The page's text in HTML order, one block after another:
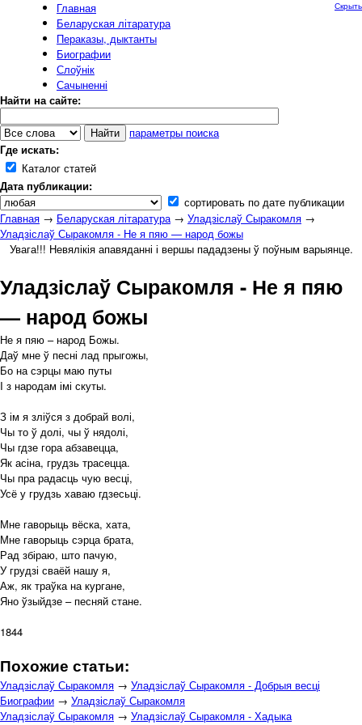
Главная
Беларуская літаратура
Пераказы, дыктанты
Биографии
Слоўнік
Сачыненні
Найти на сайте:
параметры поиска
Где искать:
Каталог статей
Дата публикации:
сортировать по дате публикации
Скрыть
Главная → Беларуская літаратура→ Уладзіслаў Сыракомля →
Уладзіслаў Сыракомля - Не я пяю — народ божы
Увага!!! Невялікія апавяданні і вершы пададзены ў поўным варыянце.
Уладзіслаў Сыракомля - Не я пяю
— народ божы
Не я пяю – народ Божы.
Даў мне ў песні лад прыгожы,
Бо на сэрцы маю путы
I з народам імі скуты.
З ім я зліўся з добрай волі,
Чы то ў долі, чы ў нядолі,
Чы гдзе гора абзавецца,
Як асіна, грудзь трасецца.
Чы пра радасць чую весці,
Усё у грудзь хаваю гдзесьці.
Мне гаворыць вёска, хата,
Мне гаворыць сэрца брата,
Рад збіраю, што пачую,
У грудзі сваёй нашу я,
Аж, як траўка на кургане,
Яно ўзыйдзе – песняй стане.
1844
Похожие статьи:
Уладзіслаў Сыракомля → Уладзіслаў Сыракомля - Добрыя весці
Биографии → Уладзіслаў Сыракомля
Уладзіслаў Сыракомля → Уладзіслаў Сыракомля - Хадыка